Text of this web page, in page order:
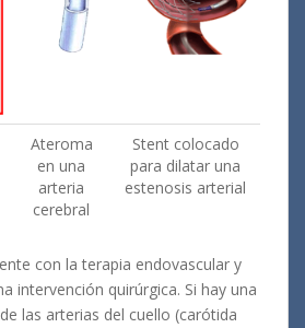
Ateroma
en una
arteria
cerebral
Stent colocado
para dilatar una
estenosis arterial
con la terapia endovascular y
intervención quirúrgica. Si hay una
las arterias del cuello (carótida